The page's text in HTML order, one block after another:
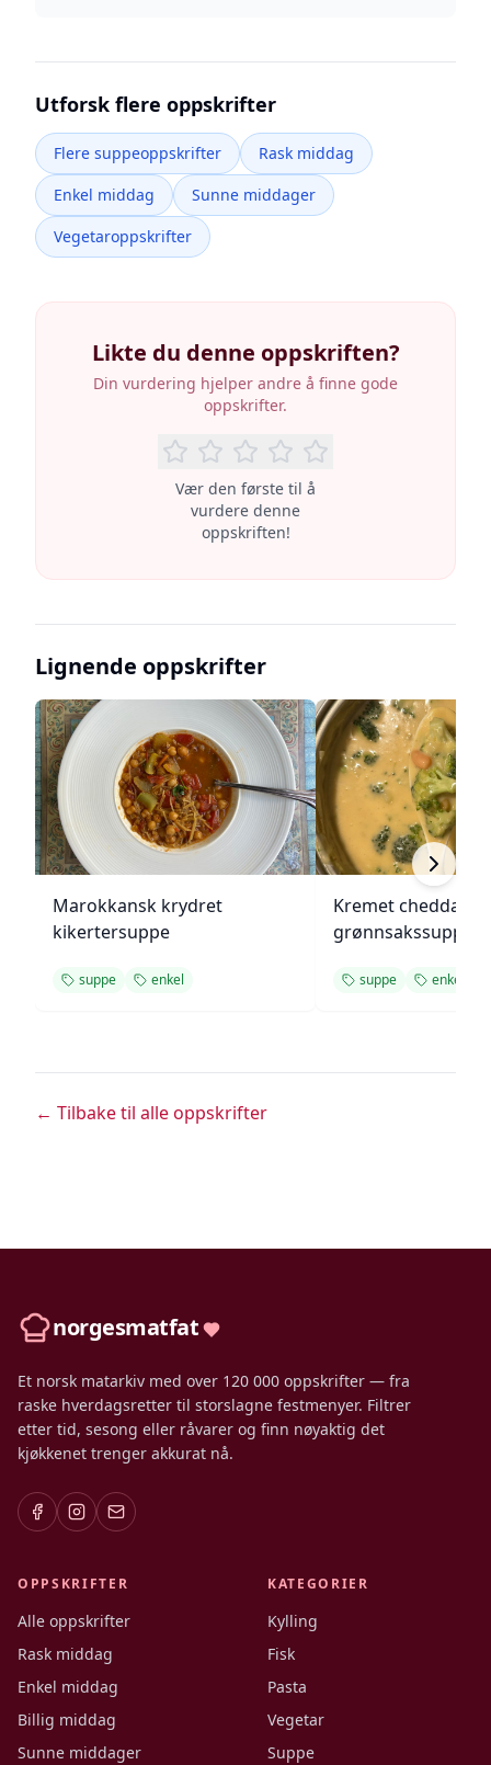
Utforsk flere oppskrifter
Flere suppeoppskrifter
Rask middag
Enkel middag
Sunne middager
Vegetaroppskrifter
Likte du denne oppskriften?
Din vurdering hjelper andre å finne gode
oppskrifter.
Vær den første til å
vurdere denne
oppskriften!
Lignende oppskrifter
Marokkansk krydret
kikertersuppe
suppe enkel
Kremet cheddar-
grønnsakssuppe
suppe enkel
← Tilbake til alle oppskrifter
norgesmatfat
Et norsk matarkiv med over 120 000 oppskrifter — fra
raske hverdagsretter til storslagne festmenyer. Filtrer
etter tid, sesong eller råvarer og finn nøyaktig det
kjøkkenet trenger akkurat nå.
OPPSKRIFTER
Alle oppskrifter
Rask middag
Enkel middag
Billig middag
Sunne middager
KATEGORIER
Kylling
Fisk
Pasta
Vegetar
Suppe